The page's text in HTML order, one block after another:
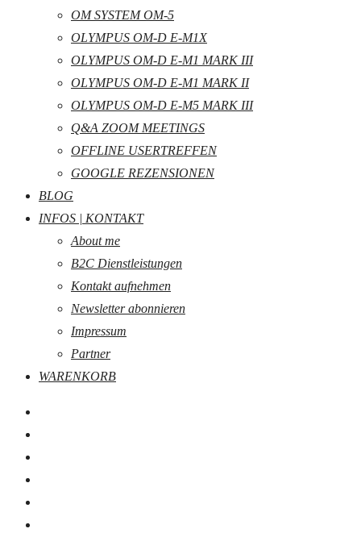
OM SYSTEM OM-5
OLYMPUS OM-D E-M1X
OLYMPUS OM-D E-M1 MARK III
OLYMPUS OM-D E-M1 MARK II
OLYMPUS OM-D E-M5 MARK III
Q&A ZOOM MEETINGS
OFFLINE USERTREFFEN
GOOGLE REZENSIONEN
BLOG
INFOS | KONTAKT
About me
B2C Dienstleistungen
Kontakt aufnehmen
Newsletter abonnieren
Impressum
Partner
WARENKORB